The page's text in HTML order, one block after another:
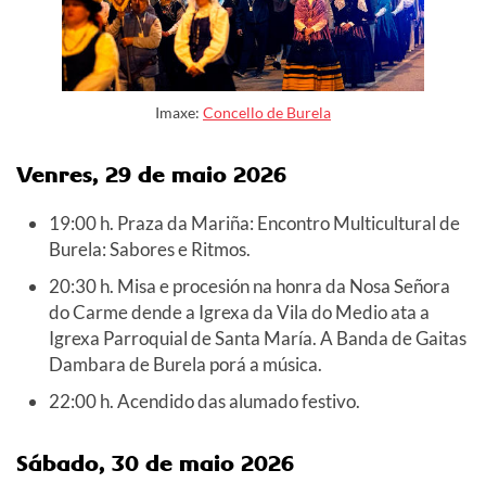
Imaxe: Concello de Burela
Venres, 29 de maio 2026
19:00 h. Praza da Mariña: Encontro Multicultural de
Burela: Sabores e Ritmos.
20:30 h. Misa e procesión na honra da Nosa Señora
do Carme dende a Igrexa da Vila do Medio ata a
Igrexa Parroquial de Santa María. A Banda de Gaitas
Dambara de Burela porá a música.
22:00 h. Acendido das alumado festivo.
Sábado, 30 de maio 2026